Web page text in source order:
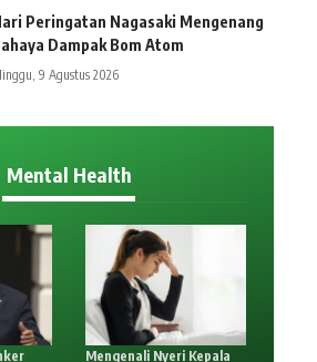
Peringatan Nagasaki Mengenang
Dampak Bom Atom
9 Agustus 2026
Mental Health
Mengenali Nyeri Kepala